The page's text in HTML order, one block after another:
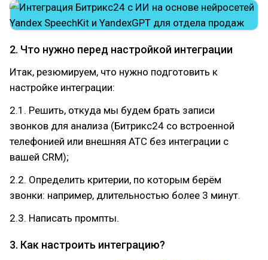
2. Что нужно перед настройкой интеграции
Итак, резюмируем, что нужно подготовить к
настройке интеграции:
2.1. Решить, откуда мы будем брать записи
звонков для анализа (Битрикс24 со встроенной
телефонией или внешняя АТС без интеграции с
вашей CRM);
2.2. Определить критерии, по которым берём
звонки: например, длительностью более 3 минут.
2.3. Написать промпты.
3. Как настроить интеграцию?